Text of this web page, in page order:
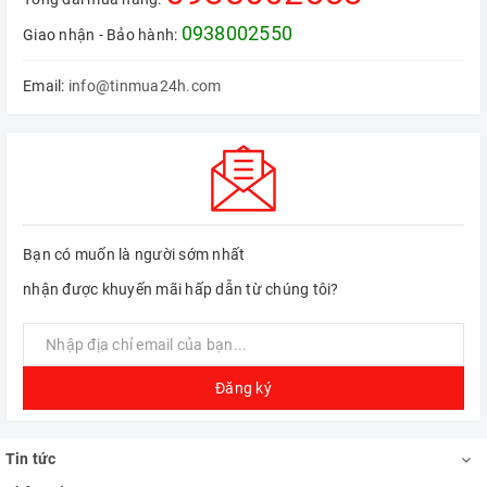
2. Sức mạnh xử lý vượt trội
với Công nghệ Dual DSP 32-
Giao nhận - Bảo hành: 0938002550
Email: info@tinmua24h.com
Bạn có muốn là người sớm nhất
nhận được khuyến mãi hấp dẫn từ chúng tôi?
Đăng ký
Tin tức